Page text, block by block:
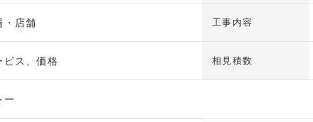
・店舗 工事内容
ビス、価格 相見積数
ー